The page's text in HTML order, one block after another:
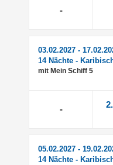
-
03.02.2027 -
14 Nächte -
mit Mein Schiff 5
-
05.02.2027 -
14 Nächte -